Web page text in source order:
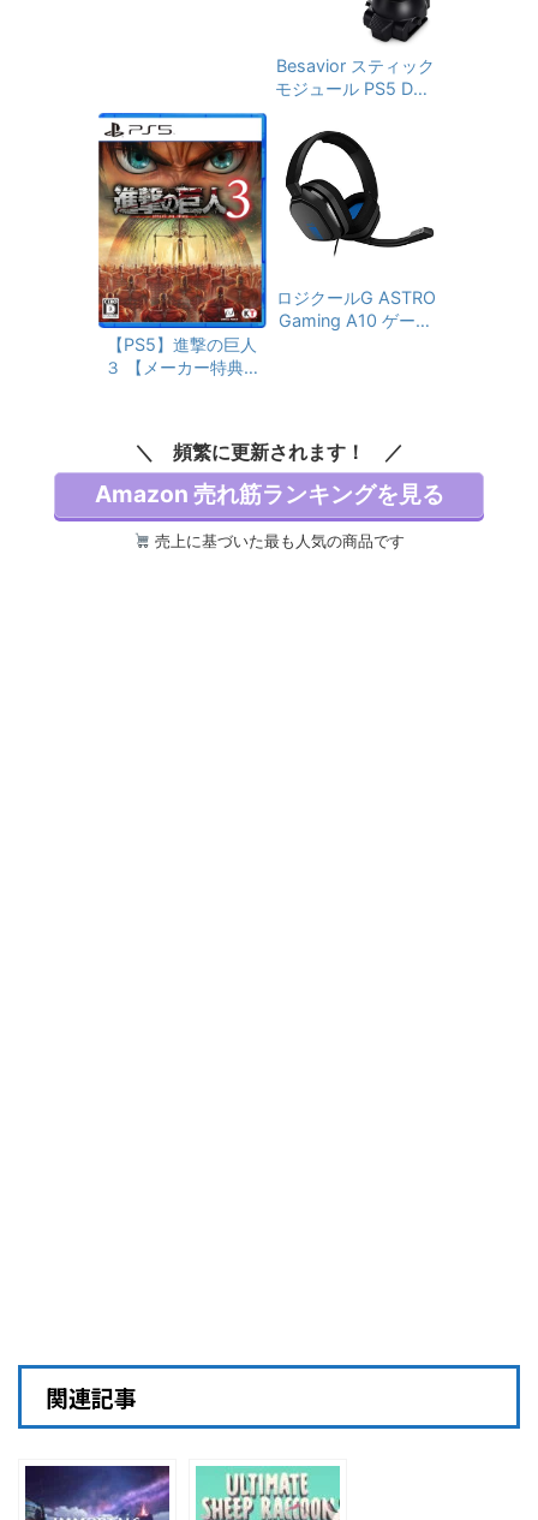
クス内同梱物】設定
資料集、マルチスチ
ールケース & ゲーム
内楽曲入りUSB、ス
テッカーセット、ゲ
ーム内デジタルコン
テンツ2種 & 【早期
特典】プレイアブル
機体：F-14A、「AC
E COMBAT ZERO: T
HE BELKAN WAR(移
植版)」が入手できる
Besavior スティック
モジュール PS5 Dual
電磁式 Adjustable T
ension搭載 ドリフト
対策 重さ調整可能 高
精度エイム 工具不要
はんだ付け不要 面倒
な設定不要 プラグア
センスエッジ 交換モ
ジュール
【PS5】進撃の巨人
３ 【メーカー特典あ
自由の翼パーカー」
DLC 同梱
ロジクールG ASTRO
Gaming A10 ゲーミ
内正規品
頻繁に更新されます！
Amazon 売れ筋ランキングを見る
売上に基づいた最も人気の商品です
関連記事